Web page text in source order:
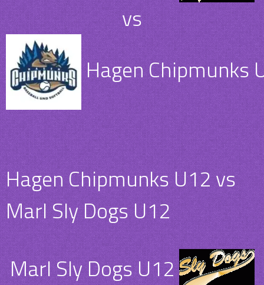
vs
Hagen Chipmunks
Hagen Chipmunks U12 vs
Marl Sly Dogs U12
Marl Sly Dogs U12